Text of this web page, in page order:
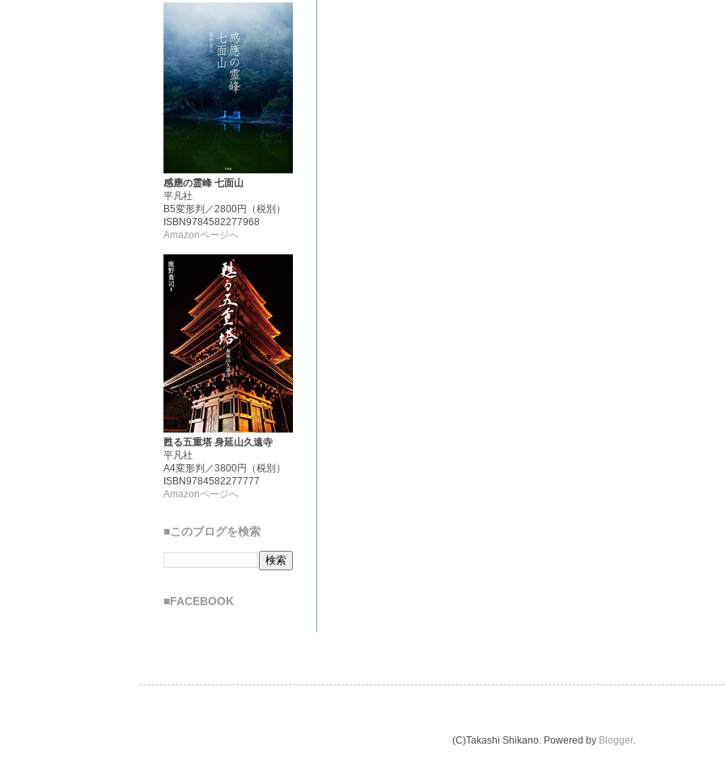
感應の霊峰 七面山
平凡社
B5変形判／2800円（税別）
ISBN9784582277968
Amazonページへ
甦る五重塔 身延山久遠寺
平凡社
A4変形判／3800円（税別）
ISBN9784582277777
Amazonページへ
■このブログを検索
■FACEBOOK
(C)Takashi Shikano. Powered by Blogger.